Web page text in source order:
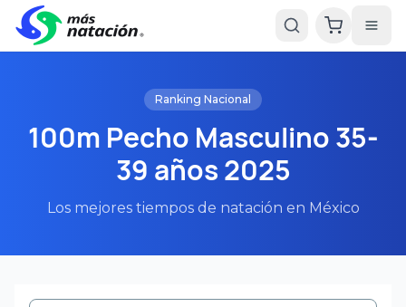
Ranking Nacional
100m Pecho Masculino 35-
39 años 2025
Los mejores tiempos de natación en México